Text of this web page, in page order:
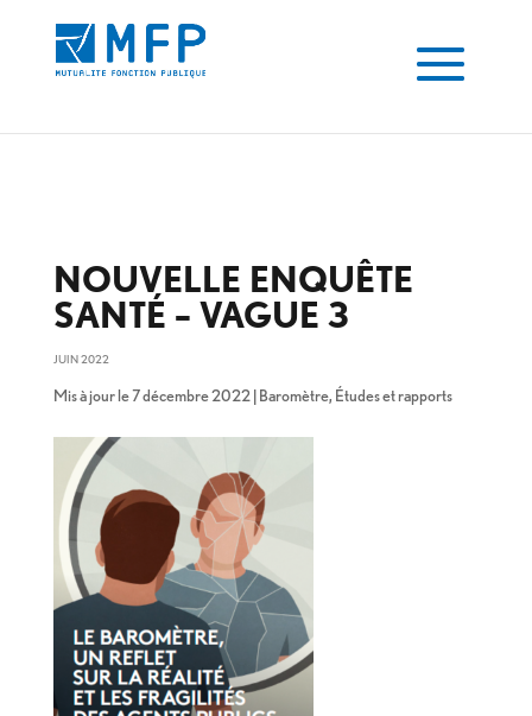
NOUVELLE ENQUÊTE
SANTÉ – VAGUE 3
JUIN 2022
Mis à jour le 7 décembre 2022 |Baromètre, Études et rapports